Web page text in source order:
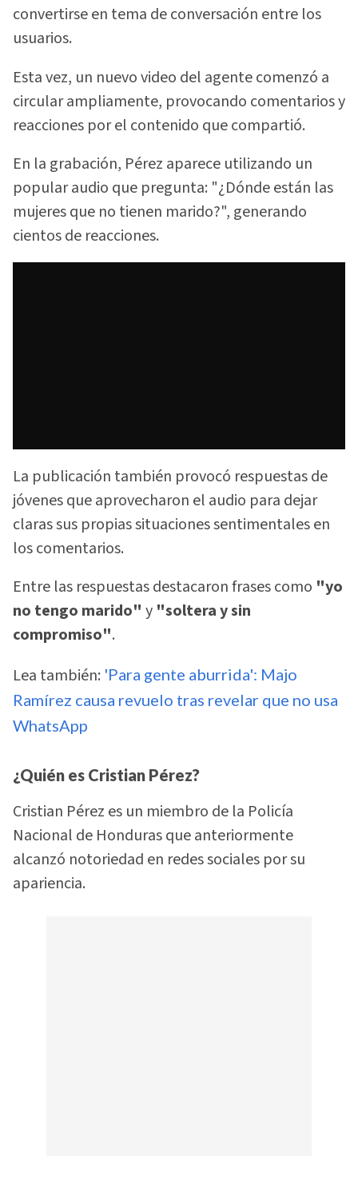
convertirse en tema de conversación entre los
usuarios.
Esta vez, un nuevo video del agente comenzó a
circular ampliamente, provocando comentarios y
reacciones por el contenido que compartió.
En la grabación, Pérez aparece utilizando un
popular audio que pregunta: "¿Dónde están las
mujeres que no tienen marido?", generando
cientos de reacciones.
La publicación también provocó respuestas de
jóvenes que aprovecharon el audio para dejar
claras sus propias situaciones sentimentales en
los comentarios.
Entre las respuestas destacaron frases como "yo
no tengo marido" y "soltera y sin
compromiso".
Lea también: 'Para gente aburrida': Majo
Ramírez causa revuelo tras revelar que no usa
WhatsApp
¿Quién es Cristian Pérez?
Cristian Pérez es un miembro de la Policía
Nacional de Honduras que anteriormente
alcanzó notoriedad en redes sociales por su
apariencia.